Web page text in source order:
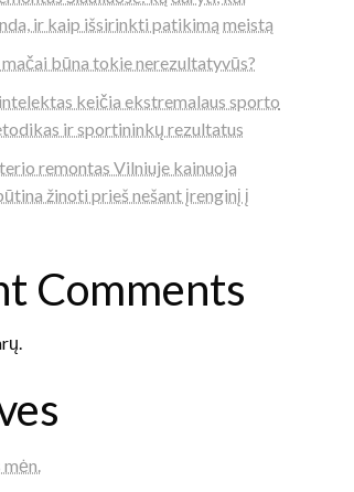
ir kaip išsirinkti patikimą meistą
būna tokie nerezultatyvūs?
keičia ekstremalaus sporto
ir sportininkų rezultatus
remontas Vilniuje kainuoja
žinoti prieš nešant įrenginį į
Comments
mėn.